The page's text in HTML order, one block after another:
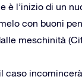
è l’inizio di un
con buoni
meschinità
caso